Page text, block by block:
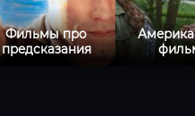
Фильмы про
предсказания